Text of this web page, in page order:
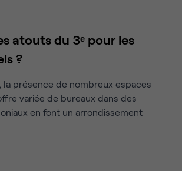
atouts du 3ᵉ pour les
?
la présence de nombreux espaces
variée de bureaux dans des
en font un arrondissement